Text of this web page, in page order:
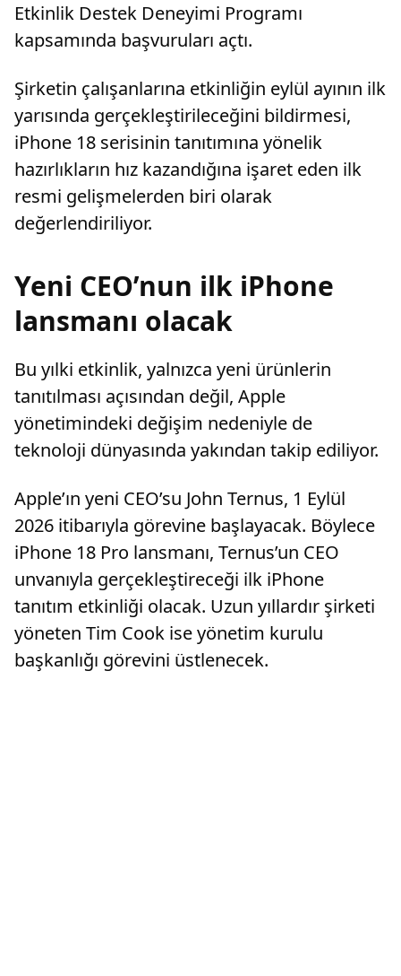
Etkinlik Destek Deneyimi Programı
kapsamında başvuruları açtı.
Şirketin çalışanlarına etkinliğin eylül ayının ilk
yarısında gerçekleştirileceğini bildirmesi,
iPhone 18 serisinin tanıtımına yönelik
hazırlıkların hız kazandığına işaret eden ilk
resmi gelişmelerden biri olarak
değerlendiriliyor.
Yeni CEO’nun ilk iPhone
lansmanı olacak
Bu yılki etkinlik, yalnızca yeni ürünlerin
tanıtılması açısından değil, Apple
yönetimindeki değişim nedeniyle de
teknoloji dünyasında yakından takip ediliyor.
Apple’ın yeni CEO’su John Ternus, 1 Eylül
2026 itibarıyla görevine başlayacak. Böylece
iPhone 18 Pro lansmanı, Ternus’un CEO
unvanıyla gerçekleştireceği ilk iPhone
tanıtım etkinliği olacak. Uzun yıllardır şirketi
yöneten Tim Cook ise yönetim kurulu
başkanlığı görevini üstlenecek.